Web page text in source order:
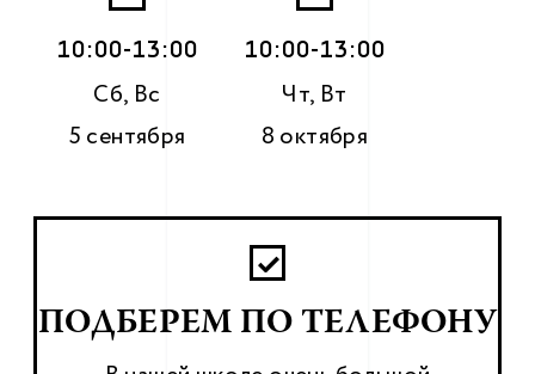
10:00-13:00
Сб, Вс
5 сентября
10:00-13:00
Чт, Вт
8 октября
ПОДБЕРЕМ ПО ТЕЛЕФОНУ